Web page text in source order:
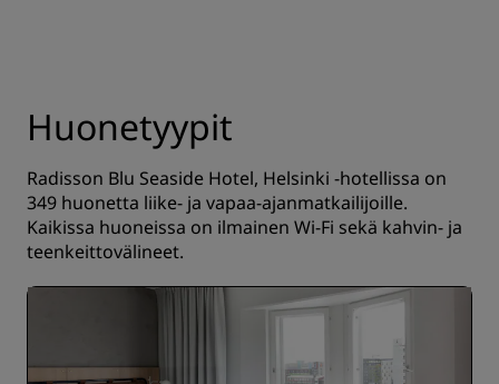
Huonetyypit
Radisson Blu Seaside Hotel, Helsinki -hotellissa on
349 huonetta liike- ja vapaa-ajanmatkailijoille.
Kaikissa huoneissa on ilmainen Wi-Fi sekä kahvin- ja
teenkeittovälineet.